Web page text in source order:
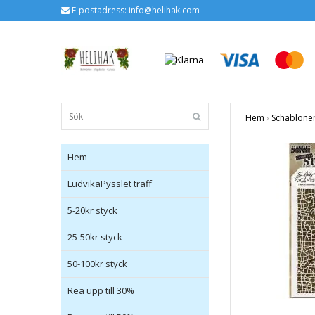
E-postadress: info@helihak.com
Hem
LudvikaPysslet träff
5-20kr styck
25-50kr styck
50-100kr styck
Rea upp till 30%
Hem ›